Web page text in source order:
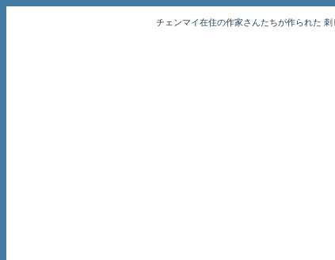
チェンマイ在住の作家さんたちが作られた